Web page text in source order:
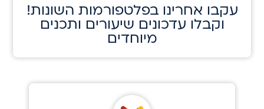
!עקבו אחרינו בפלטפורמות השונות
וקבלו עדכונים שיעורים ותכנים
מיוחדים